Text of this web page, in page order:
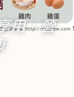
用，營